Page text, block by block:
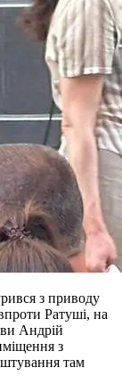
з приводу
Ратуші, на
Андрій
з
там